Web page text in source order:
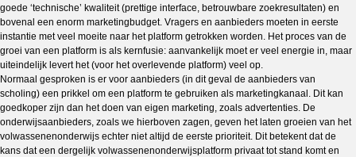
goede ‘technische’ kwaliteit (prettige interface, betrouwbare zoekresultaten) en
bovenal een enorm marketingbudget. Vragers en aanbieders moeten in eerste
instantie met veel moeite naar het platform getrokken worden. Het proces van de
groei van een platform is als kernfusie: aanvankelijk moet er veel energie in, maar
uiteindelijk levert het (voor het overlevende platform) veel op.
Normaal gesproken is er voor aanbieders (in dit geval de aanbieders van
scholing) een prikkel om een platform te gebruiken als marketingkanaal. Dit kan
goedkoper zijn dan het doen van eigen marketing, zoals advertenties. De
onderwijsaanbieders, zoals we hierboven zagen, geven het laten groeien van het
volwassenenonderwijs echter niet altijd de eerste prioriteit. Dit betekent dat de
kans dat een dergelijk volwassenenonderwijsplatform privaat tot stand komt en